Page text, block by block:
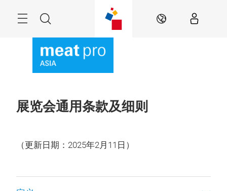
索
ZH
展览会通用条款及细则
（更新日期：2025年2月11日）